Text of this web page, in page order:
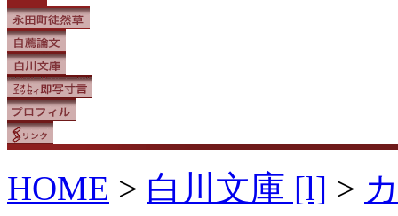
HOME > 白川文庫 [l] >